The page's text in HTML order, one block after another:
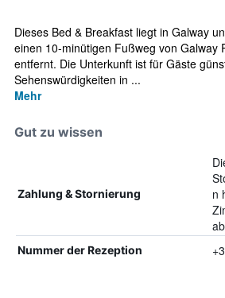
Dieses Bed & Breakfast liegt in Galway
einen 10-minütigen Fußweg von Galway
entfernt. Die Unterkunft ist für Gäste
Sehenswürdigkeiten in ...
Mehr
Gut zu wissen
Zahlung & Stornierung
n
Nummer der Rezeption